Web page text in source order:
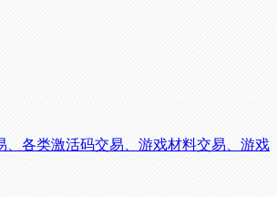
各类激活码交易、游戏材料交易、游戏